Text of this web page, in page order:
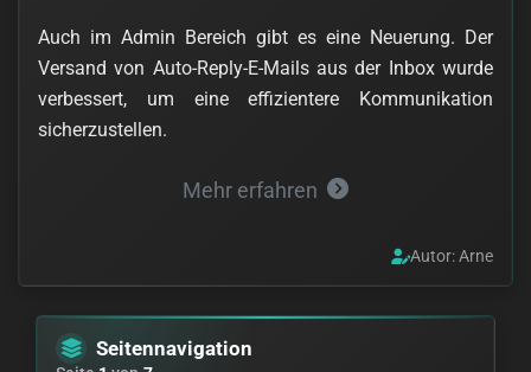
Auch im Admin Bereich gibt es eine Neuerung. Der
Versand von Auto-Reply-E-Mails aus der Inbox wurde
verbessert, um eine effizientere Kommunikation
sicherzustellen.
Mehr erfahren
Autor: Arne
Seitennavigation